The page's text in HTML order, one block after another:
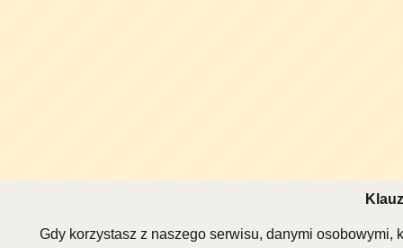
Gdy korzystasz z naszego serwisu, danymi osobowymi,